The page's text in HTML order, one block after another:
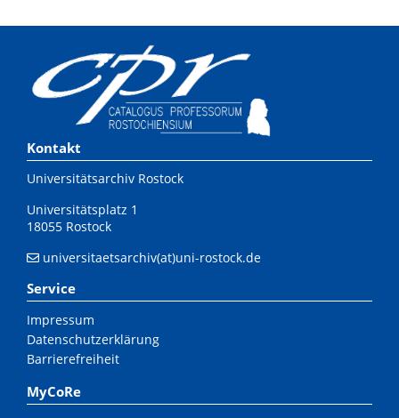
Kontakt
Universitätsarchiv Rostock
Universitätsplatz 1
18055 Rostock
universitaetsarchiv(at)uni-rostock.de
Service
Impressum
Datenschutzerklärung
Barrierefreiheit
MyCoRe